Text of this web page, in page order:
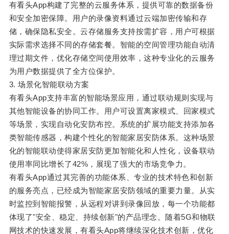
有看头App构建了完整的云服务体系，提供可靠的数据备份
和安全加密保障。用户的录像资料通过云端加密传输和存
储，确保隐私安全。云存储服务支持按需扩容，用户可根据
实际需求选择不同的存储套餐。智能的空间管理功能自动清
理过期文件，优化存储空间使用效率，这种专业化的云服务
为用户数据提供了全方位保护。
3. 场景化智能联动方案
有看头App支持丰富的智能场景应用，通过联动规则实现与
其他智能设备的协同工作。用户可设置离家模式、回家模式
等场景，实现自动化安防布控。系统的扩展功能支持添加各
类智能传感器，构建个性化的智能家居安防体系。这种场景
化的智能联动使得家居安防更加智能化和人性化，设备联动
使用率同比增长了42%，展现了强大的市场竞争力。
有看头App通过其完善的功能体系、专业的技术特色和创新
的服务亮点，已经成为智能家居安防领域的重要力量。从实
时监控到智能报警，从远程对讲到录像回放，每一个功能都
体现了"安全、稳定、持续创新"的产品理念。随着5G和物联
网技术的快速发展，有看头App将继续深化技术创新，优化